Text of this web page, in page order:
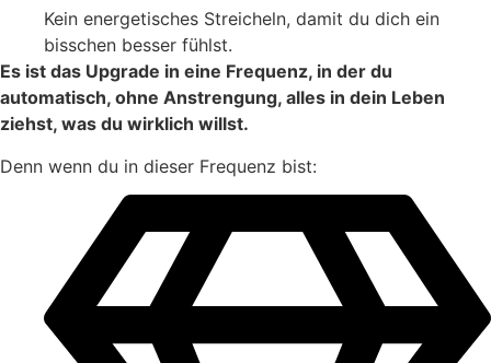
Kein energetisches Streicheln, damit du dich ein
bisschen besser fühlst.
Es ist das Upgrade in eine Frequenz, in der du
automatisch, ohne Anstrengung, alles in dein Leben
ziehst, was du wirklich willst.
Denn wenn du in dieser Frequenz bist: